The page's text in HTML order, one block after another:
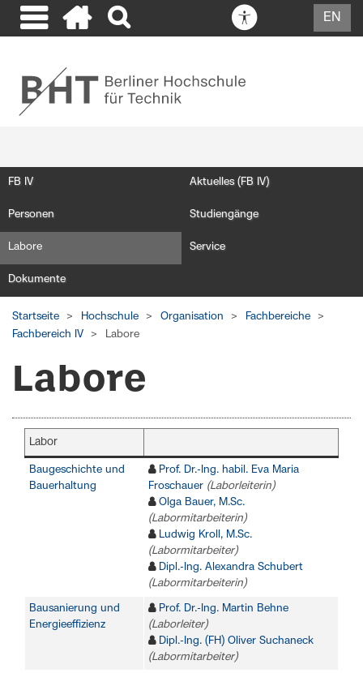
EN
FB IV Aktuelles (FB IV)
Personen Studiengänge
Labore Service
Dokumente
Startseite Hochschule Organisation
Fachbereiche
Fachbereich IV
Labore
Labore
Labor
Baugeschichte und
Bauerhaltung
Prof. Dr.-Ing. habil. Eva Maria
Froschauer (Laborleiterin)
Olga Bauer, M.Sc.
(Labormitarbeiterin)
Ludwig Kroll, M.Sc.
(Labormitarbeiter)
Dipl.-Ing. Alexandra Schubert
(Labormitarbeiterin)
Bausanierung und
Energieeffizienz
Prof. Dr.-Ing. Martin Behne
(Laborleiter)
Dipl.-Ing. (FH) Oliver Suchaneck
(Labormitarbeiter)